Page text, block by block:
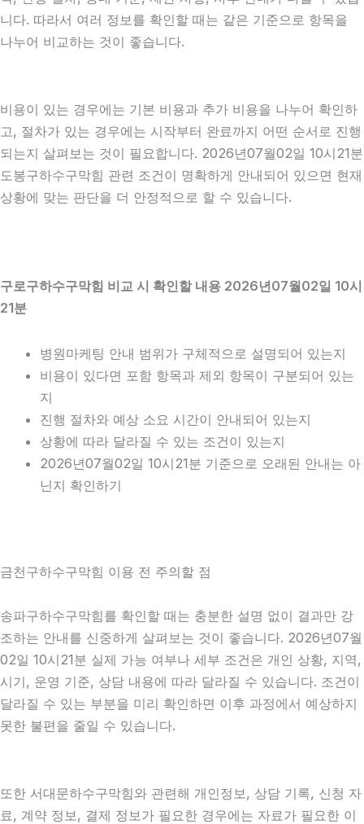
니다. 따라서 여러 정보를 확인할 때는 같은 기준으로 항목을
나누어 비교하는 것이 좋습니다.
비용이 있는 경우에는 기본 비용과 추가 비용을 나누어 확인하
고, 절차가 있는 경우에는 시작부터 완료까지 어떤 순서로 진행
되는지 살펴보는 것이 필요합니다. 2026년07월02일 10시21분
도봉구하수구막힘 관련 조건이 명확하게 안내되어 있으면 현재
상황에 맞는 판단을 더 안정적으로 할 수 있습니다.
구로구하수구막힘 비교 시 확인할 내용 2026년07월02일 10시
21분
병원마케팅 안내 범위가 구체적으로 설명되어 있는지
비용이 있다면 포함 항목과 제외 항목이 구분되어 있는
지
진행 절차와 예상 소요 시간이 안내되어 있는지
상황에 따라 달라질 수 있는 조건이 있는지
2026년07월02일 10시21분 기준으로 오래된 안내는 아
닌지 확인하기
금천구하수구막힘 이용 전 주의할 점
송파구하수구막힘를 확인할 때는 충분한 설명 없이 결과만 강
조하는 안내를 신중하게 살펴보는 것이 좋습니다. 2026년07월
02일 10시21분 실제 가능 여부나 세부 조건은 개인 상황, 지역,
시기, 운영 기준, 상담 내용에 따라 달라질 수 있습니다. 조건이
달라질 수 있는 부분을 미리 확인하면 이후 과정에서 예상하지
못한 불편을 줄일 수 있습니다.
또한 서대문하수구막힘와 관련해 개인정보, 상담 기록, 신청 자
료, 계약 정보, 결제 정보가 필요한 경우에는 자료가 필요한 이